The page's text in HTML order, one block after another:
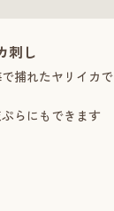
刺し
捕れたヤリイカで
らにもできます